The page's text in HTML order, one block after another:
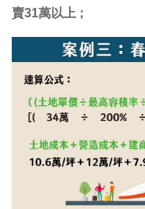
賣31萬以上；